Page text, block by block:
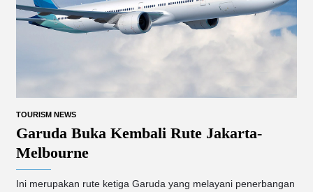
TOURISM NEWS
Garuda Buka Kembali Rute Jakarta-
Melbourne
Ini merupakan rute ketiga Garuda yang melayani penerbangan